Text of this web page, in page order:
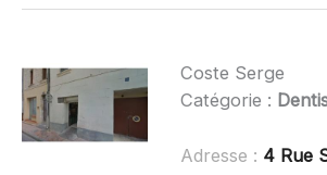
Coste Serge
Catégorie :
Adresse : 4 Rue Sadi